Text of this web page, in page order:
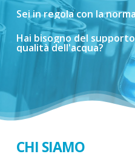
Seiinregola con la
Hai bisognodel supporto
qualitàdell'acqua?
CHI SIAMO